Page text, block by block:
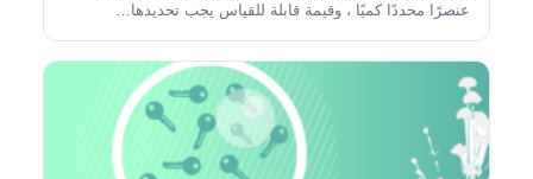
عنصرًا محددًا كميًا ، وقيمة قابلة للقياس يجب تحديدها…